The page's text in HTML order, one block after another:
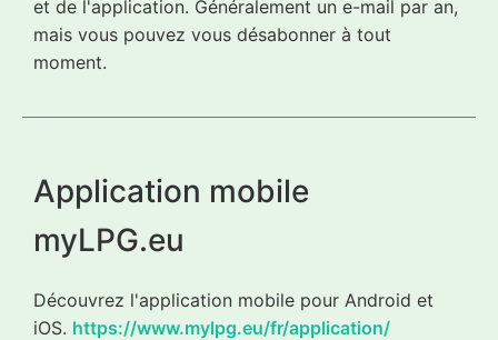
et de l'application. Généralement un e-mail par an,
mais vous pouvez vous désabonner à tout
moment.
Application mobile
myLPG.eu
Découvrez l'application mobile pour Android et
iOS. https://www.mylpg.eu/fr/application/